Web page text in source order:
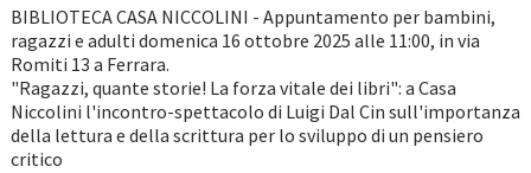
BIBLIOTECA CASA NICCOLINI - Appuntamento per bambini,
ragazzi e adulti domenica 16 ottobre 2025 alle 11:00, in via
Romiti 13 a Ferrara.
"Ragazzi, quante storie! La forza vitale dei libri": a Casa
Niccolini l'incontro-spettacolo di Luigi Dal Cin sull'importanza
della lettura e della scrittura per lo sviluppo di un pensiero
critico